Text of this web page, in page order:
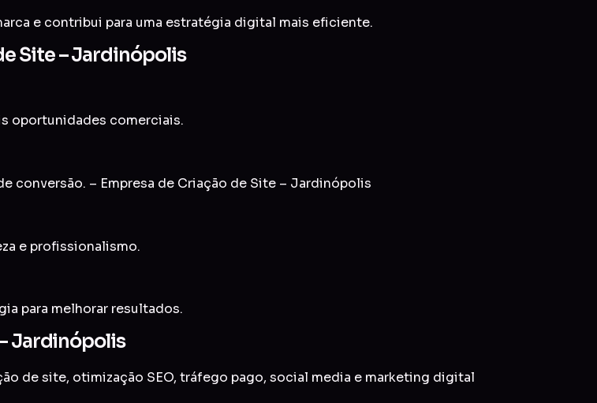
e contribui para uma estratégia digital mais eficiente.
Site – Jardinópolis
oportunidades comerciais.
conversão. – Empresa de Criação de Site – Jardinópolis
e profissionalismo.
para melhorar resultados.
Jardinópolis
de site, otimização SEO, tráfego pago, social media e marketing digital